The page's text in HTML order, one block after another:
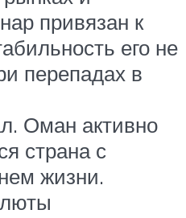
привязан к
его не
перепадах в
Оман активно
страна с
жизни.